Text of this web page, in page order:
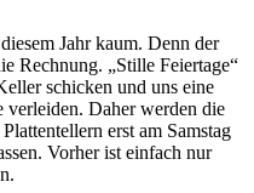
Jahr kaum. Denn der
Rechnung. „Stille Feiertage“
schicken und uns eine
verleiden. Daher werden die
erst am Samstag
Vorher ist einfach nur